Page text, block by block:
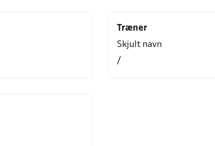
Træner
Skjult navn
/